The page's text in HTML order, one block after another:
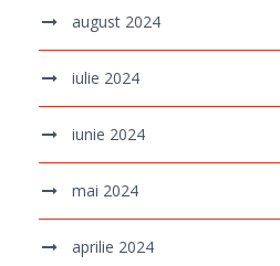
august 2024
iulie 2024
iunie 2024
mai 2024
aprilie 2024